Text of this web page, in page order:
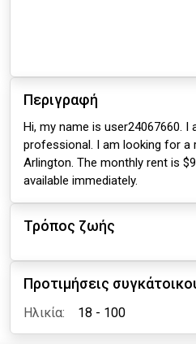
Περιγραφή
Hi, my name is user24067660. I
professional. I am looking for a
Arlington. The monthly rent is
available immediately.
Τρόπος ζωής
Προτιμήσεις
Ηλικία: 18 - 100